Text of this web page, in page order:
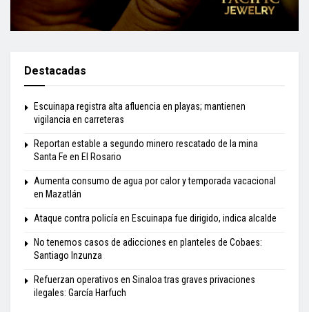
Destacadas
Escuinapa registra alta afluencia en playas; mantienen
vigilancia en carreteras
Reportan estable a segundo minero rescatado de la mina
Santa Fe en El Rosario
Aumenta consumo de agua por calor y temporada vacacional
en Mazatlán
Ataque contra policía en Escuinapa fue dirigido, indica alcalde
No tenemos casos de adicciones en planteles de Cobaes:
Santiago Inzunza
Refuerzan operativos en Sinaloa tras graves privaciones
ilegales: García Harfuch